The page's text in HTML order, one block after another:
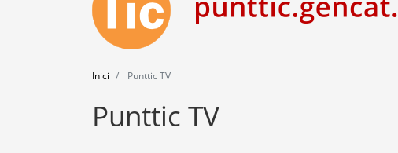
Inici Punttic TV
Punttic TV